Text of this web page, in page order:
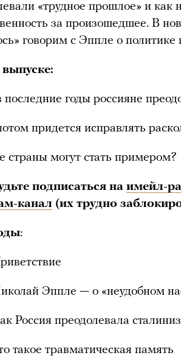
«трудное прошлое» и как
за произошедшее. В
говорим с Эппле о политике
годы россияне
придется исправлять
страны могут стать примером?
подписаться на имейл-
канал (их трудно
:
Эппле — о «неудобном
Россия преодолевала
такое травматическая память